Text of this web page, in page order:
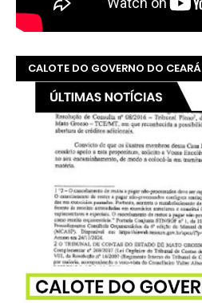
CALOTE DO GOVERNO DO CEARÁ